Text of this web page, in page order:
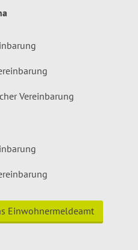
Vereinbarung
Einwohnermeldeamt